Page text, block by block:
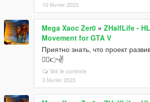
10 février 2023
Mega Xaoc Zer0 » ZHalfLife -
Movement for GTA V
Приятно знать, что проект
👍🏻👉✌
Voir le contexte
3 février 2023